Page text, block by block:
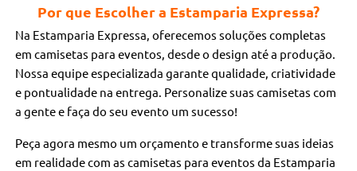
Por que Escolher a Estamparia Expressa?
Na Estamparia Expressa, oferecemos soluções completas
em camisetas para eventos, desde o design até a produção.
Nossa equipe especializada garante qualidade, criatividade
e pontualidade na entrega. Personalize suas camisetas com
a gente e faça do seu evento um sucesso!
Peça agora mesmo um orçamento e transforme suas ideias
em realidade com as camisetas para eventos da Estamparia